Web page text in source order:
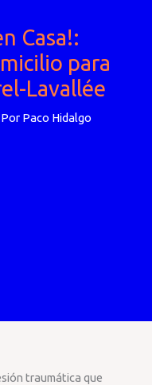
Casa!:
para
Lavallée
Paco Hidalgo
traumática que